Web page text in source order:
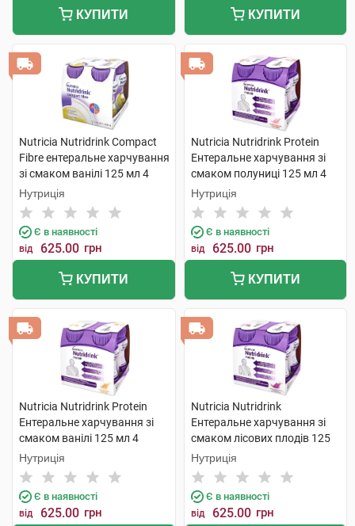
КУПИТИ КУПИТИ
Nutricia Nutridrink Compact
Fibre ентеральне харчування
зі смаком ванілі 125 мл 4
пляшки
Нутриція
Є в наявності
від 625.00 грн
КУПИТИ
Nutricia Nutridrink Protein
Ентеральне харчування зі
смаком полуниці 125 мл 4
пляшки
Нутриція
Є в наявності
від 625.00 грн
КУПИТИ
Nutricia Nutridrink Protein
Ентеральне харчування зі
смаком ванілі 125 мл 4
пляшки
Нутриція
Є в наявності
від 625.00 грн
Nutricia Nutridrink
Ентеральне харчування зі
смаком лісових плодів 125
мл 4 пляшки
Нутриція
Є в наявності
від 625.00 грн